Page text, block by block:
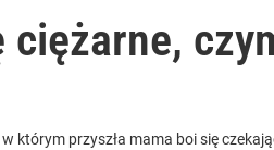
którym przyszła mama boi się